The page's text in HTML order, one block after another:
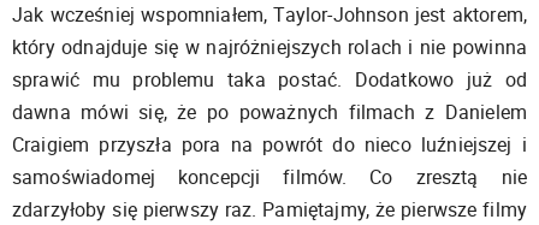
Jak wcześniej wspomniałem, Taylor-Johnson jest aktorem,
który odnajduje się w najróżniejszych rolach i nie powinna
sprawić mu problemu taka postać. Dodatkowo już od
dawna mówi się, że po poważnych filmach z Danielem
Craigiem przyszła pora na powrót do nieco luźniejszej i
samoświadomej koncepcji filmów. Co zresztą nie
zdarzyłoby się pierwszy raz. Pamiętajmy, że pierwsze filmy